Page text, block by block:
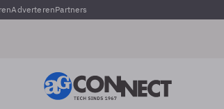
AdverterenPartners